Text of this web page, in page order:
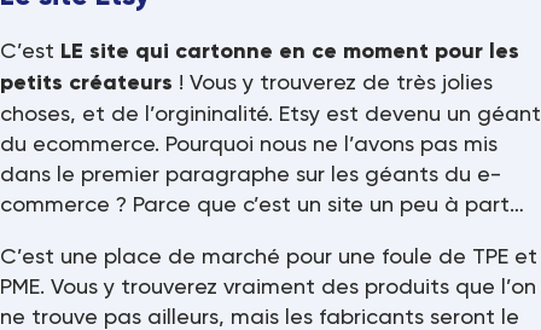
C’est LE site qui cartonne en ce moment pour les
petits créateurs ! Vous y trouverez de très jolies
choses, et de l’orgininalité. Etsy est devenu un géant
du ecommerce. Pourquoi nous ne l’avons pas mis
dans le premier paragraphe sur les géants du e-
commerce ? Parce que c’est un site un peu à part…
C’est une place de marché pour une foule de TPE et
PME. Vous y trouverez vraiment des produits que l’on
ne trouve pas ailleurs, mais les fabricants seront le